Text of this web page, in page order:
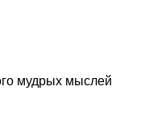
мудрых мыслей